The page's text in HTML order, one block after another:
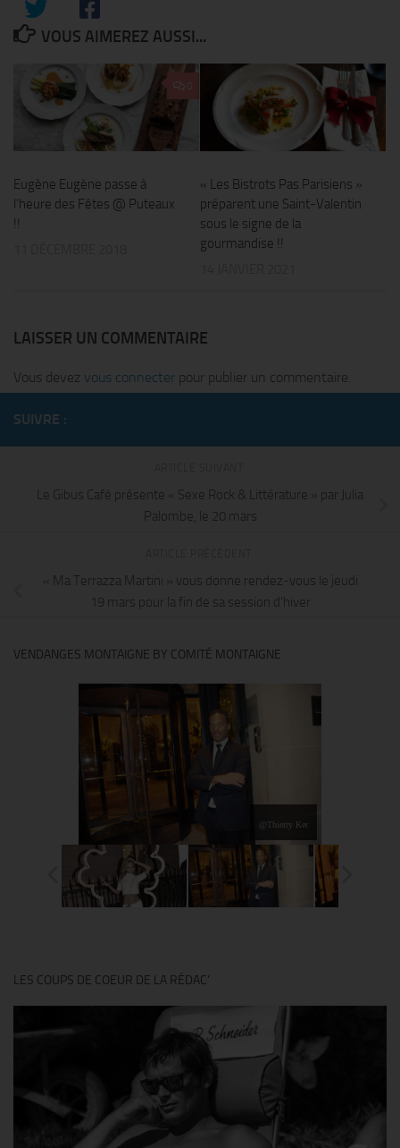
VOUS AIMEREZ AUSSI...
Eugène Eugène passe à
l’heure des Fêtes @ Puteaux
!!
« Les Bistrots Pas Parisiens »
préparent une Saint-Valentin
sous le signe de la
gourmandise !!
LAISSER UN COMMENTAIRE
Vous devez vous connecter pour publier un commentaire.
SUIVRE :
Le Gibus Café présente « Sexe Rock & Littérature » par Julia
Palombe, le 20 mars
« Ma Terrazza Martini » vous donne rendez-vous le jeudi
19 mars pour la fin de sa session d’hiver
VENDANGES MONTAIGNE BY COMITÉ MONTAIGNE
@Thierry Ker
LES COUPS DE COEUR DE LA RÉDAC’